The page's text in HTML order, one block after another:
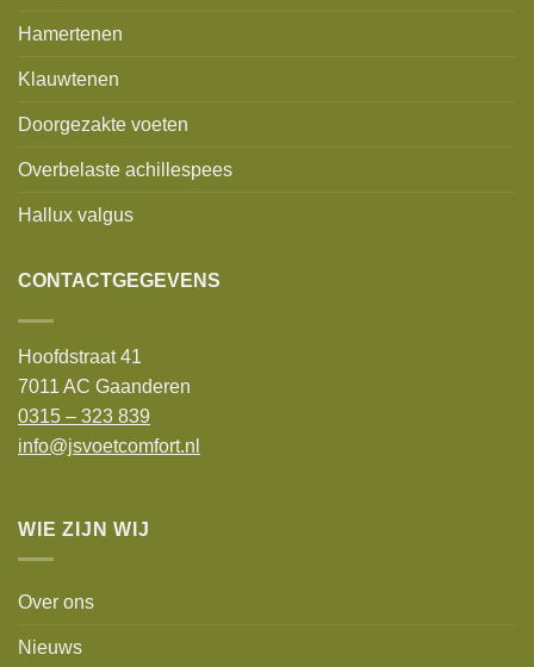
Hamertenen
Klauwtenen
Doorgezakte voeten
Overbelaste achillespees
Hallux valgus
CONTACTGEGEVENS
Hoofdstraat 41
7011 AC Gaanderen
0315 – 323 839
info@jsvoetcomfort.nl
WIE ZIJN WIJ
Over ons
Nieuws